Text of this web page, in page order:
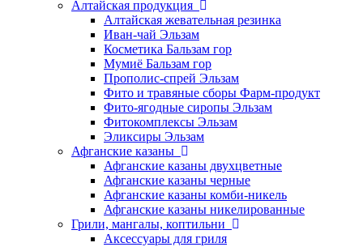
Алтайская продукция
Алтайская жевательная резинка
Иван-чай Эльзам
Косметика Бальзам гор
Мумиё Бальзам гор
Прополис-спрей Эльзам
Фито и травяные сборы Фарм-продукт
Фито-ягодные сиропы Эльзам
Фитокомплексы Эльзам
Эликсиры Эльзам
Афганские казаны
Афганские казаны двухцветные
Афганские казаны черные
Афганские казаны комби-никель
Афганские казаны никелированные
Грили, мангалы, коптильни
Аксессуары для гриля